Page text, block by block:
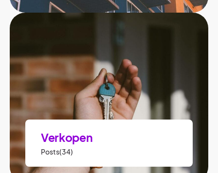
Verkopen
Posts(34)